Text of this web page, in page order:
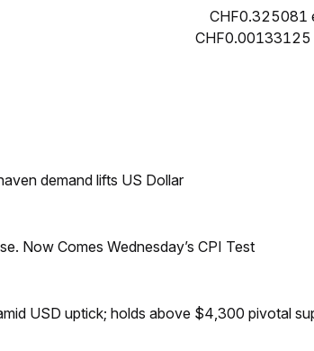
CHF0.325081
CHF0.00133125
demand lifts US Dollar
Now Comes Wednesday’s CPI Test
USD uptick; holds above $4,300 pivotal